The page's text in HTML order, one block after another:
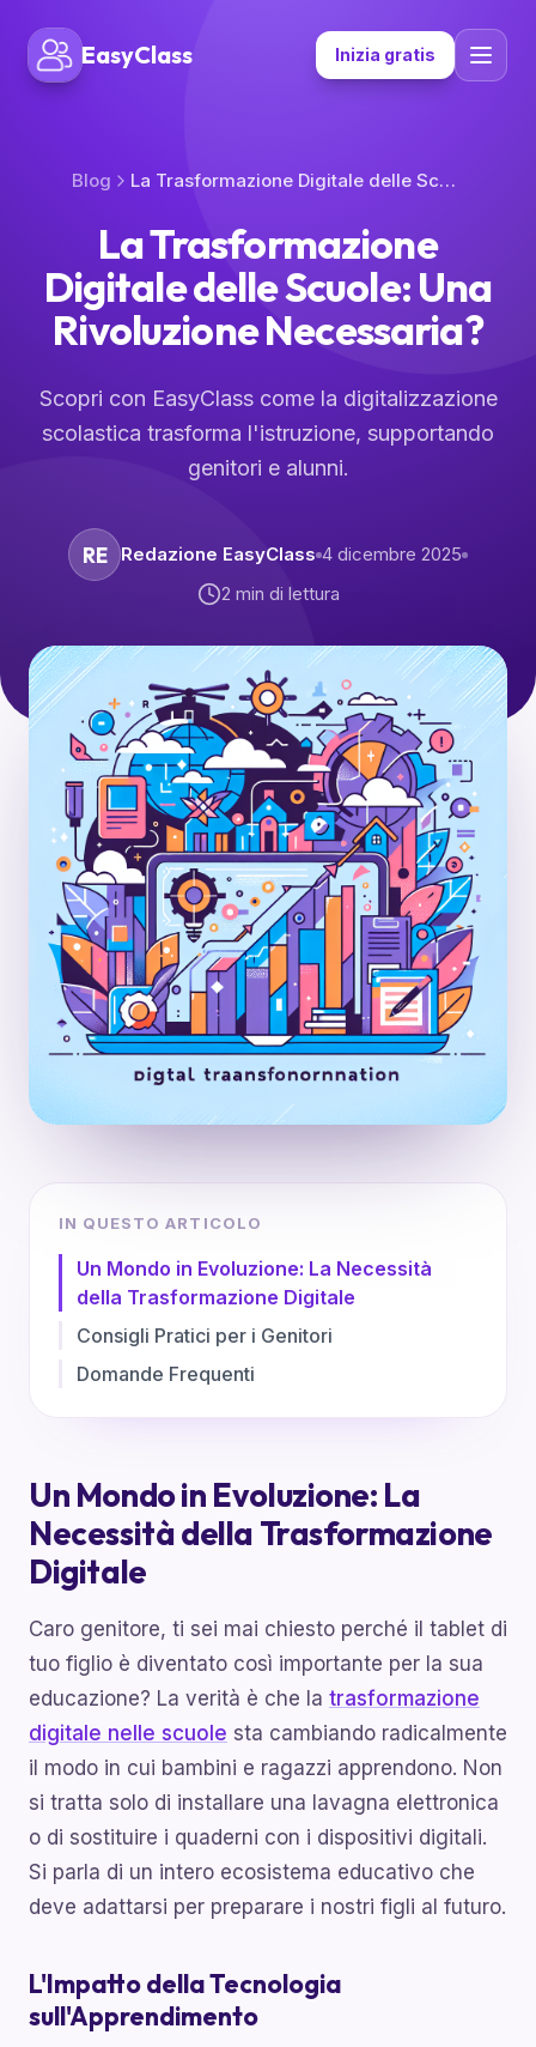
EasyClass Inizia gratis
Blog La Trasformazione Digitale delle Scuole: Una Rivoluzione Necessaria?
La Trasformazione
Digitale delle Scuole: Una
Rivoluzione Necessaria?
Scopri con EasyClass come la digitalizzazione
scolastica trasforma l'istruzione, supportando
genitori e alunni.
RE Redazione EasyClass 4 dicembre 2025
2 min di lettura
IN QUESTO ARTICOLO
Un Mondo in Evoluzione: La Necessità
della Trasformazione Digitale
Consigli Pratici per i Genitori
Domande Frequenti
Un Mondo in Evoluzione: La
Necessità della Trasformazione
Digitale
Caro genitore, ti sei mai chiesto perché il tablet di
tuo figlio è diventato così importante per la sua
educazione? La verità è che la trasformazione
digitale nelle scuole sta cambiando radicalmente
il modo in cui bambini e ragazzi apprendono. Non
si tratta solo di installare una lavagna elettronica
o di sostituire i quaderni con i dispositivi digitali.
Si parla di un intero ecosistema educativo che
deve adattarsi per preparare i nostri figli al futuro.
L'Impatto della Tecnologia
sull'Apprendimento